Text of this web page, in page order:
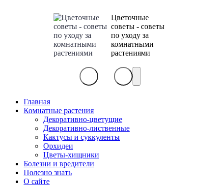
Цветочные
советы - советы
по уходу за
комнатными
растениями
Главная
Комнатные растения
Декоративно-цветущие
Декоративно-лиственные
Кактусы и суккуленты
Орхидеи
Цветы-хищники
Болезни и вредители
Полезно знать
О сайте